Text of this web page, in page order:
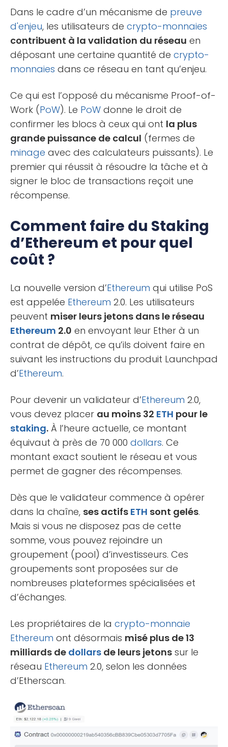
Dans le cadre d’un mécanisme de preuve
d'enjeu, les utilisateurs de crypto-monnaies
contribuent à la validation du réseau en
déposant une certaine quantité de crypto-
monnaies dans ce réseau en tant qu’enjeu.
Ce qui est l’opposé du mécanisme Proof-of-
Work (PoW). Le PoW donne le droit de
confirmer les blocs à ceux qui ont la plus
grande puissance de calcul (fermes de
minage avec des calculateurs puissants). Le
premier qui réussit à résoudre la tâche et à
signer le bloc de transactions reçoit une
récompense.
Comment faire du Staking
d’Ethereum et pour quel
coût ?
La nouvelle version d’Ethereum qui utilise PoS
est appelée Ethereum 2.0. Les utilisateurs
peuvent miser leurs jetons dans le réseau
Ethereum 2.0 en envoyant leur Ether à un
contrat de dépôt, ce qu’ils doivent faire en
suivant les instructions du produit Launchpad
d’Ethereum.
Pour devenir un validateur d’Ethereum 2.0,
vous devez placer au moins 32 ETH pour le
staking. À l’heure actuelle, ce montant
équivaut à près de 70 000 dollars. Ce
montant exact soutient le réseau et vous
permet de gagner des récompenses.
Dès que le validateur commence à opérer
dans la chaîne, ses actifs ETH sont gelés.
Mais si vous ne disposez pas de cette
somme, vous pouvez rejoindre un
groupement (pool) d’investisseurs. Ces
groupements sont proposées sur de
nombreuses plateformes spécialisées et
d’échanges.
Les propriétaires de la crypto-monnaie
Ethereum ont désormais misé plus de 13
milliards de dollars de leurs jetons sur le
réseau Ethereum 2.0, selon les données
d’Etherscan.